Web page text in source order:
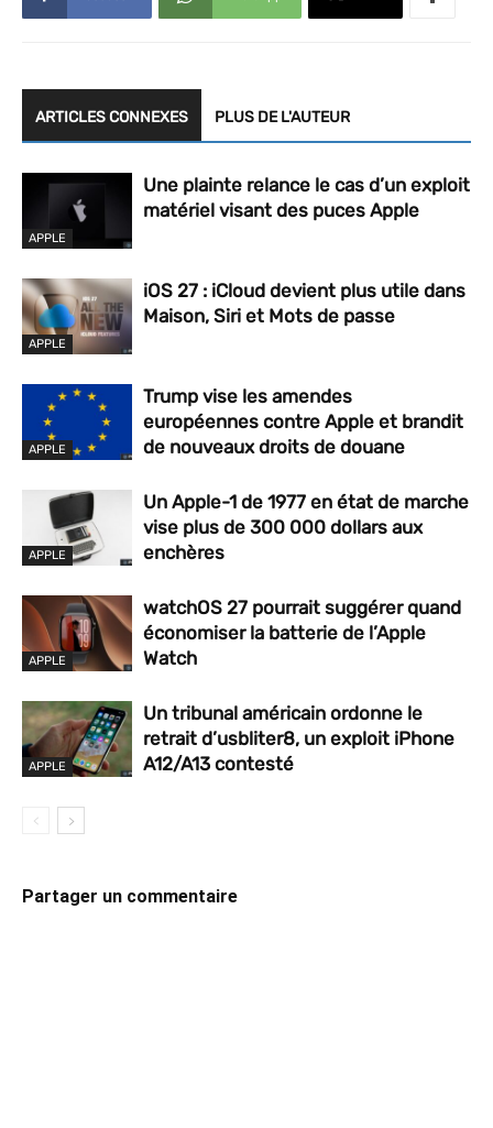
ARTICLES CONNEXES PLUS DE L'AUTEUR
APPLE
Une plainte relance le cas d’un exploit
matériel visant des puces Apple
APPLE
iOS 27 : iCloud devient plus utile dans
Maison, Siri et Mots de passe
APPLE
Trump vise les amendes
européennes contre Apple et brandit
de nouveaux droits de douane
APPLE
Un Apple-1 de 1977 en état de marche
vise plus de 300 000 dollars aux
enchères
APPLE
watchOS 27 pourrait suggérer quand
économiser la batterie de l’Apple
Watch
APPLE
Un tribunal américain ordonne le
retrait d’usbliter8, un exploit iPhone
A12/A13 contesté
Partager un commentaire